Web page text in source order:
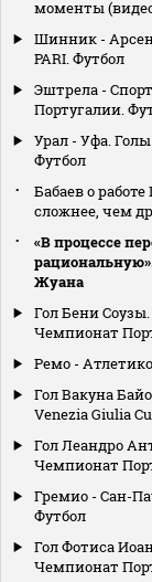
моменты
Шинник -
PARI. Футбол
Эштрела -
Португалии.
Урал - Уфа.
Футбол
Бабаев о
сложнее, чем
«В процессе
Жуана
Гол Бени
Чемпионат
Ремо -
Гол Вакуна
Venezia Giulia
Гол Леандро
Чемпионат
Гремио - Сан-
Футбол
Гол Фотиса
Чемпионат